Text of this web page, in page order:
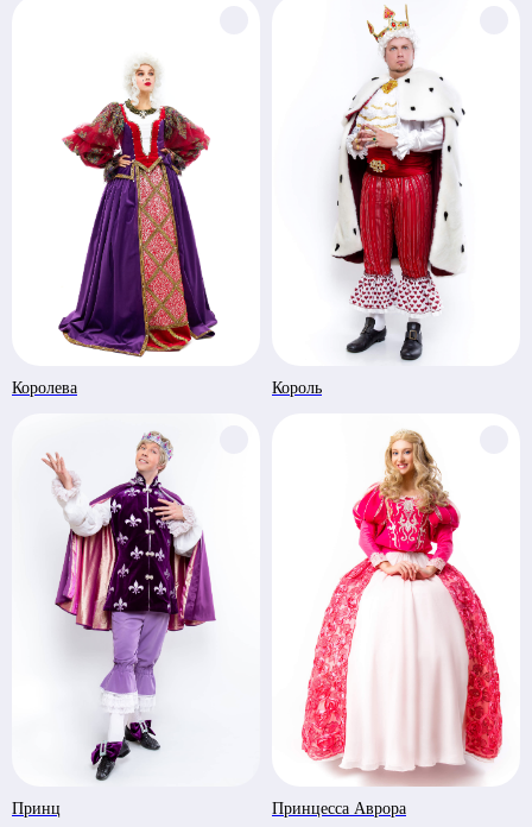
Королева Король
Принц Принцесса Аврора